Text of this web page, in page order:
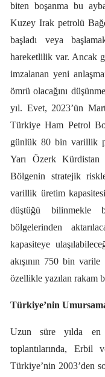
biten boşanma bu
Kuzey Irak petrolü
başladı veya
hareketlilik var. Ancak
imzalanan yeni
ömrü olacağını
yıl. Evet, 2023’ün
Türkiye Ham Petrol
günlük 80 bin varillik
Yarı Özerk Kürdistan
Bölgenin stratejik
varillik üretim
düştüğü bilinmekle
bölgelerinden
kapasiteye
akışının 750 bin varile
özellikle yazılan rakam
Türkiye’nin
Uzun süre yılda
toplantılarında, Erbil
Türkiye’nin 2003’den